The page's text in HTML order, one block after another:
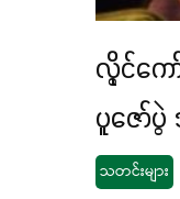
လွိုင်ကေ
ပူဇော်ပွဲ
သတင်းများ